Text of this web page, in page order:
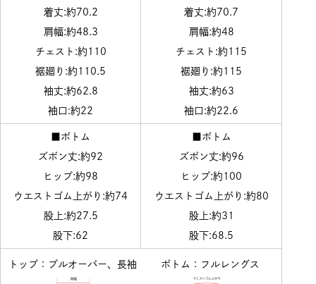
着丈:約70.2
肩幅:約48.3
チェスト:約110
裾廻り:約110.5
袖丈:約62.8
袖口:約22
着丈:約70.7
肩幅:約48
チェスト:約115
裾廻り:約115
袖丈:約63
袖口:約22.6
■ボトム
ズボン丈:約92
ヒップ:約98
ウエストゴム上がり:約74
股上:約27.5
股下:62
■ボトム
ズボン丈:約96
ヒップ:約100
ウエストゴム上がり:約80
股上:約31
股下:68.5
トップ：プルオーバー、長袖 ボトム：フルレングス